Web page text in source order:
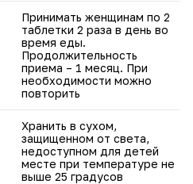
Принимать женщинам по 2
таблетки 2 раза в день во
время еды.
Продолжительность
приема – 1 месяц. При
необходимости можно
повторить
Хранить в сухом,
защищенном от света,
недоступном для детей
месте при температуре не
выше 25 градусов